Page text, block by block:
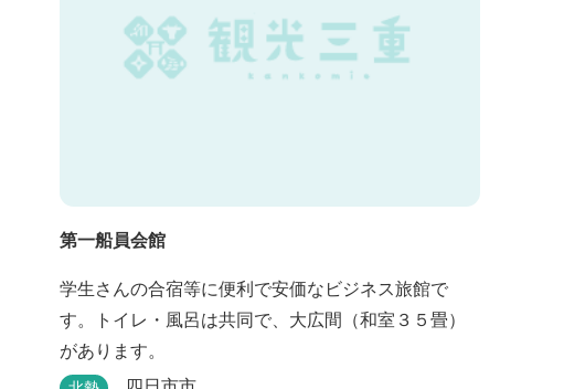
第一船員会館
学生さんの合宿等に便利で安価なビジネス旅館で
す。トイレ・風呂は共同で、大広間（和室３５畳）
があります。